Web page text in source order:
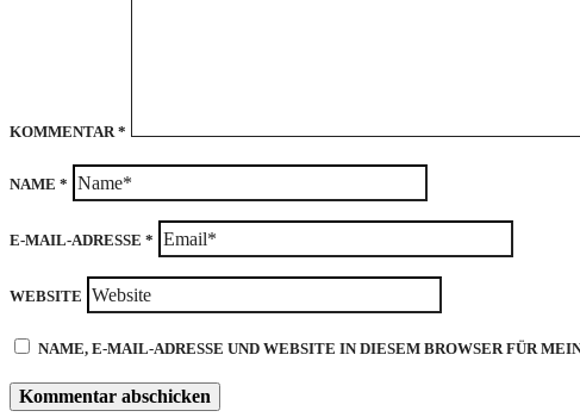
KOMMENTAR*
NAME *
E-MAIL-ADRESSE *
WEBSITE
NAME, E-MAIL-ADRESSE UND WEBSITE IN DIESEM BROWSER FÜR